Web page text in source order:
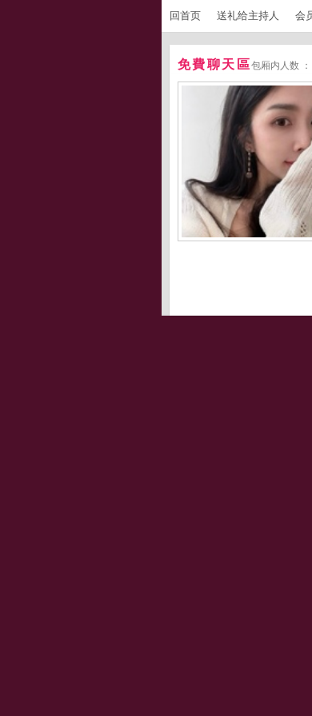
回首页 送礼给主持人 会
免費聊天區包厢内人数 ：